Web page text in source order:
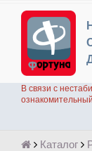
В связи с
Каталог